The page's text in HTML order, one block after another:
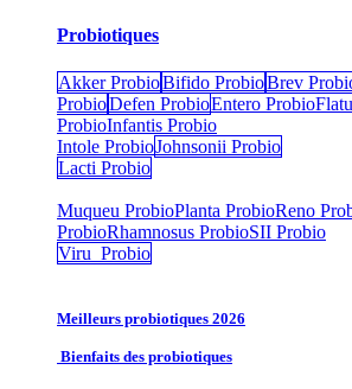
Probiotiques
Akker ProbioBifido ProbioBrev
ProbioDefen ProbioEntero Probio​
ProbioInfantis Probio
Intole ProbioJohnsonii Probio
Lacti Probio
Muqueu ProbioPlanta ProbioReno
ProbioRhamnosus ProbioSII Probio
Viru Probio
Meilleurs probiotiques 2026
Bienfaits des probiotiques